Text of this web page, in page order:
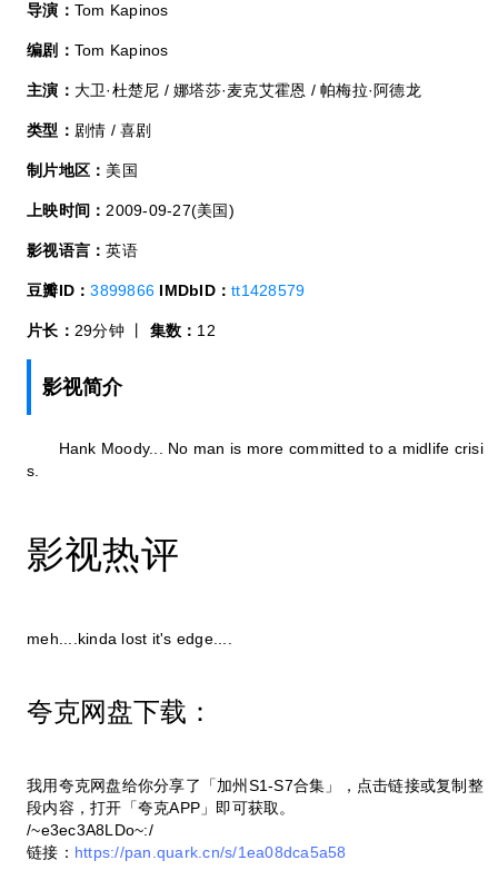
导演： Tom Kapinos
编剧： Tom Kapinos
主演： 大卫·杜楚尼 / 娜塔莎·麦克艾霍恩 / 帕梅拉·阿德龙
类型： 剧情 / 喜剧
制片地区： 美国
上映时间：2009-09-27(美国)
影视语言：英语
豆瓣ID：3899866 IMDbID：tt1428579
片长： 29分钟 丨 集数： 12
影视简介
Hank Moody... No man is more committed to a midlife crisi
s.
影视热评
meh....kinda lost it's edge....
夸克网盘下载：
我用夸克网盘给你分享了「加州S1-S7合集」，点击链接或复制整
段内容，打开「夸克APP」即可获取。
/~e3ec3A8LDo~:/
链接： https://pan.quark.cn/s/1ea08dca5a58